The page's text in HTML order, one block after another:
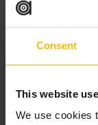
Consent
This website
We use cookies